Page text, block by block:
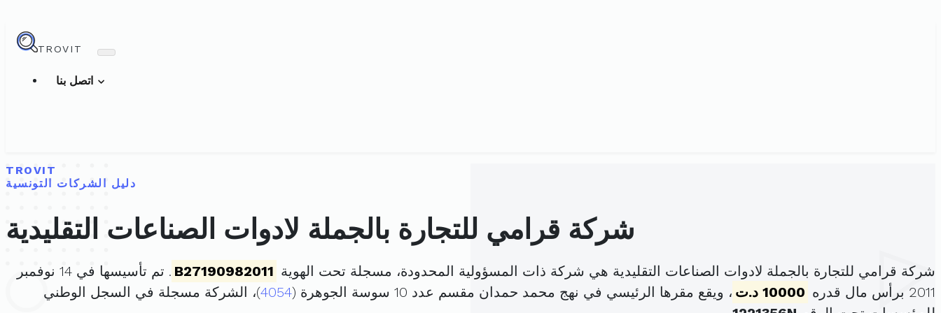
TROVIT
TROVIT
دليل الشركات التونسية
شركة قرامي للتجارة بالجملة لادوات الصناعات التقليدية
شركة قرامي للتجارة بالجملة لادوات الصناعات التقليدية هي شركة ذات المسؤولية المحدودة، مسجلة تحت الهوية B27190982011
. تم تأسيسها في 14 نوفمبر
2011 برأس مال قدره
10000 د.ت ، ويقع مقرها الرئيسي في نهج محمد حمدان مقسم عدد 10 سوسة الجوهرة ( 4054)، الشركة مسجلة في السجل الوطني